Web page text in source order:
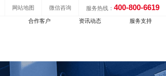
网站地图 微信咨询 服务热线：400-800-6619
合作客户 资讯动态 服务支持